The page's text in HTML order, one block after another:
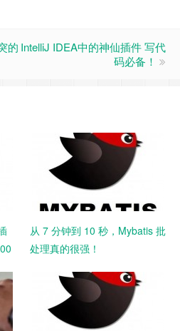
的 IntelliJ IDEA中的神仙插件 写代
码必备！
从 7 分钟到 10 秒，Mybatis 批
处理真的很强！